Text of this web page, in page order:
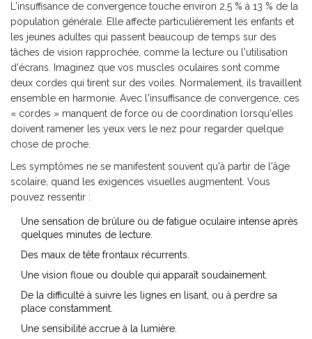
L'insuffisance de convergence touche environ 2,5 % à 13 % de la
population générale. Elle affecte particulièrement les enfants et
les jeunes adultes qui passent beaucoup de temps sur des
tâches de vision rapprochée, comme la lecture ou l'utilisation
d'écrans. Imaginez que vos muscles oculaires sont comme
deux cordes qui tirent sur des voiles. Normalement, ils travaillent
ensemble en harmonie. Avec l'insuffisance de convergence, ces
« cordes » manquent de force ou de coordination lorsqu'elles
doivent ramener les yeux vers le nez pour regarder quelque
chose de proche.
Les symptômes ne se manifestent souvent qu'à partir de l'âge
scolaire, quand les exigences visuelles augmentent. Vous
pouvez ressentir :
Une sensation de brûlure ou de fatigue oculaire intense après
quelques minutes de lecture.
Des maux de tête frontaux récurrents.
Une vision floue ou double qui apparaît soudainement.
De la difficulté à suivre les lignes en lisant, ou à perdre sa
place constamment.
Une sensibilité accrue à la lumière.